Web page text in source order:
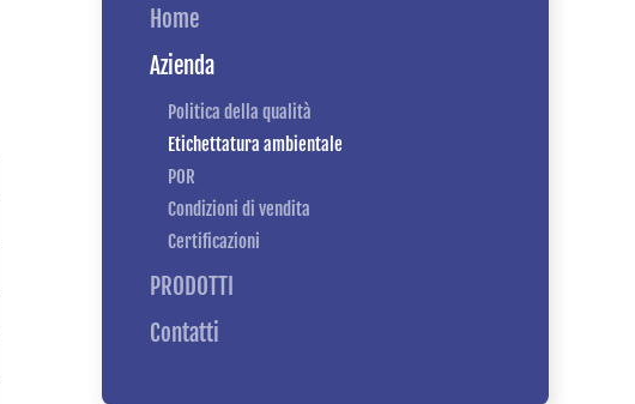
Home
Azienda
Politica della qualità
Etichettatura ambientale
POR
Condizioni di vendita
Certificazioni
PRODOTTI
Contatti